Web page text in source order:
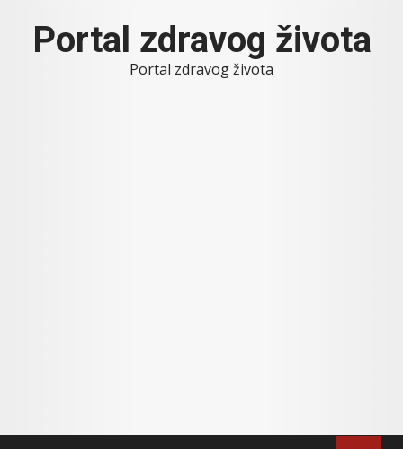
contentPortal zdravog života
Portal zdravog života